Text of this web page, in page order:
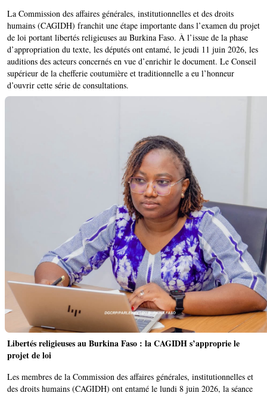
La Commission des affaires générales, institutionnelles et des droits
humains (CAGIDH) franchit une étape importante dans l’examen du projet
de loi portant libertés religieuses au Burkina Faso. À l’issue de la phase
d’appropriation du texte, les députés ont entamé, le jeudi 11 juin 2026, les
auditions des acteurs concernés en vue d’enrichir le document. Le Conseil
supérieur de la chefferie coutumière et traditionnelle a eu l’honneur
d’ouvrir cette série de consultations.
Libertés religieuses au Burkina Faso : la CAGIDH s’approprie le
projet de loi
Les membres de la Commission des affaires générales, institutionnelles et
des droits humains (CAGIDH) ont entamé le lundi 8 juin 2026, la séance